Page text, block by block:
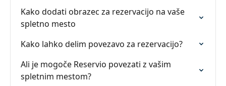
Kako dodati obrazec za rezervacijo na vaše
spletno mesto
Kako lahko delim povezavo za rezervacijo?
Ali je mogoče Reservio povezati z vašim
spletnim mestom?